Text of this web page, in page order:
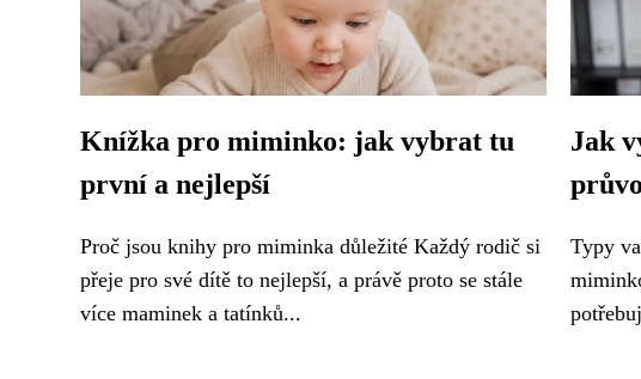
Knížka pro miminko: jak vybrat tu
první a nejlepší
Proč jsou knihy pro miminka důležité Každý rodič si
přeje pro své dítě to nejlepší, a právě proto se stále
více maminek a tatínků...
Jak
Typy